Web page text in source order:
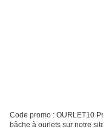
Code promo : OURLET10
bâche à ourlets sur notre